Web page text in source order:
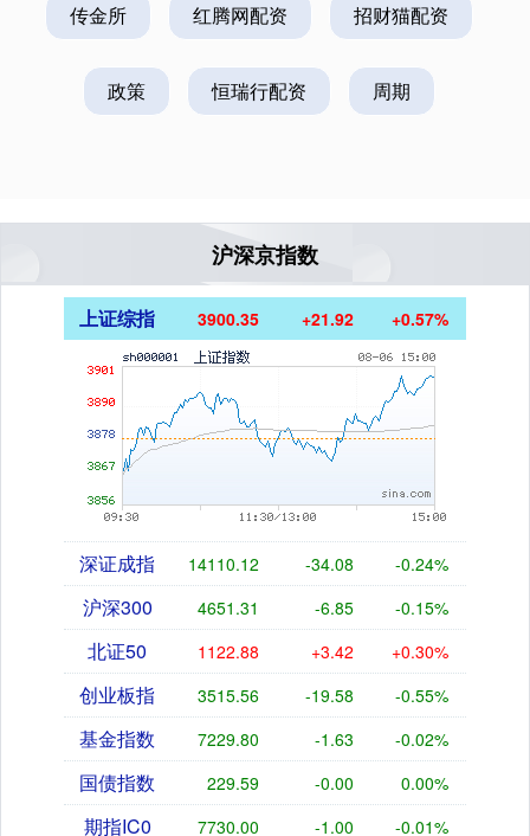
传金所 红腾网配资 招财猫配资
政策 恒瑞行配资 周期
沪深京指数
上证综指 3900.35 +21.92 +0.57%
深证成指 14110.12 -34.08 -0.24%
沪深300 4651.31 -6.85 -0.15%
北证50 1122.88 +3.42 +0.30%
创业板指 3515.56 -19.58 -0.55%
基金指数 7229.80 -1.63 -0.02%
国债指数 229.59 -0.00 0.00%
期指IC0 7730.00 -1.00 -0.01%